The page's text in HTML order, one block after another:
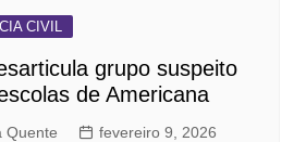
CIVIL
grupo suspeito
de Americana
Quente
fevereiro 9, 2026